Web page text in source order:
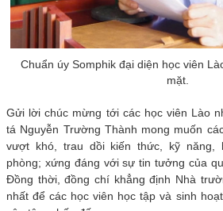
Chuẩn úy Somphik đại diện học viên
mặt.
Gửi lời chúc mừng tới các học viên Lào
tá Nguyễn Trường Thành mong muốn
vượt khó, trau dồi kiến thức, kỹ năng,
phòng; xứng đáng với sự tin tưởng của
Đồng thời, đồng chí khẳng định Nhà
nhất để các học viên học tập và sinh